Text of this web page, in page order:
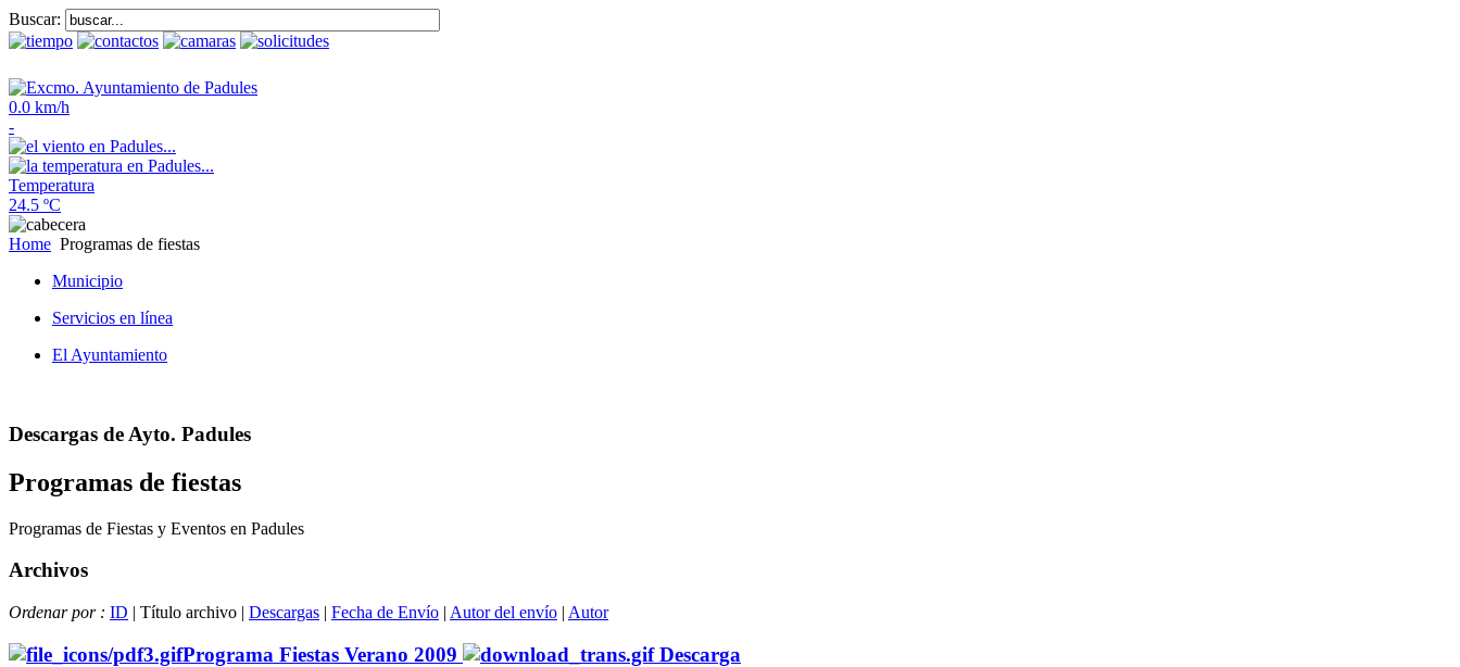
Buscar:
0.0 km/h
-
Temperatura
24.5 ºC
Home Programas de fiestas
Municipio
Servicios en línea
El Ayuntamiento
Descargas de Ayto. Padules
Programas de fiestas
Programas de Fiestas y Eventos en Padules
Archivos
Ordenar por : ID | Título archivo | Descargas | Fecha de Envío | Autor del envío | Autor
Programa Fiestas Verano 2009 Descarga